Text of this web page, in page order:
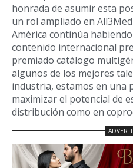
honrada de asumir esta
un rol ampliado en
América continúa
contenido internacional
premiado catálogo
algunos de los mejores
industria, estamos en una
maximizar el potencial de
distribución como en